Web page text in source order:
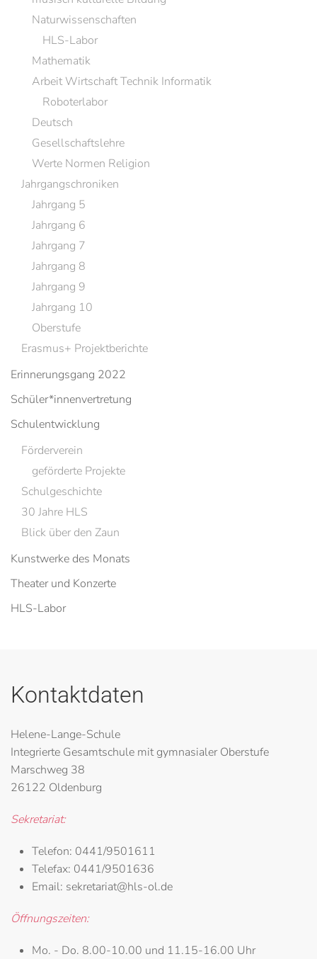
Naturwissenschaften
HLS-Labor
Mathematik
Arbeit Wirtschaft Technik Informatik
Roboterlabor
Deutsch
Gesellschaftslehre
Werte Normen Religion
Jahrgangschroniken
Jahrgang 5
Jahrgang 6
Jahrgang 7
Jahrgang 8
Jahrgang 9
Jahrgang 10
Oberstufe
Erasmus+ Projektberichte
Erinnerungsgang 2022
Schüler*innenvertretung
Schulentwicklung
Förderverein
geförderte Projekte
Schulgeschichte
30 Jahre HLS
Blick über den Zaun
Kunstwerke des Monats
Theater und Konzerte
HLS-Labor
Kontaktdaten
Helene-Lange-Schule
Integrierte Gesamtschule mit gymnasialer Oberstufe
Marschweg 38
26122 Oldenburg
Sekretariat:
Telefon: 0441/9501611
Telefax: 0441/9501636
Email: sekretariat@hls-ol.de
Öffnungszeiten:
Mo. - Do. 8.00-10.00 und 11.15-16.00 Uhr